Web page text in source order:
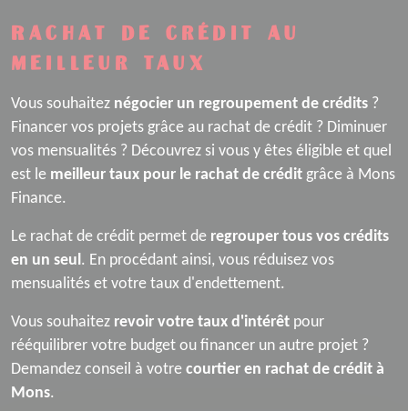
Rachat de crédit au
meilleur taux
Vous souhaitez négocier un regroupement de crédits ?
Financer vos projets grâce au rachat de crédit ? Diminuer
vos mensualités ? Découvrez si vous y êtes éligible et quel
est le meilleur taux pour le rachat de crédit grâce à Mons
Finance.
Le rachat de crédit permet de regrouper tous vos crédits
en un seul . En procédant ainsi, vous réduisez vos
mensualités et votre taux d'endettement.
Vous souhaitez revoir votre taux d'intérêt pour
rééquilibrer votre budget ou financer un autre projet ?
Demandez conseil à votre courtier en rachat de crédit à
Mons.